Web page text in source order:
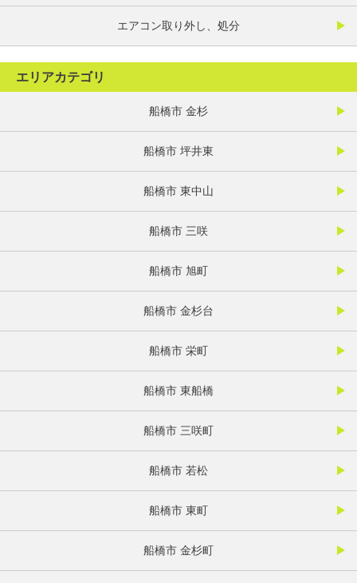
エアコン取り外し、処分
エリアカテゴリ
船橋市 金杉
船橋市 坪井東
船橋市 東中山
船橋市 三咲
船橋市 旭町
船橋市 金杉台
船橋市 栄町
船橋市 東船橋
船橋市 三咲町
船橋市 若松
船橋市 東町
船橋市 金杉町